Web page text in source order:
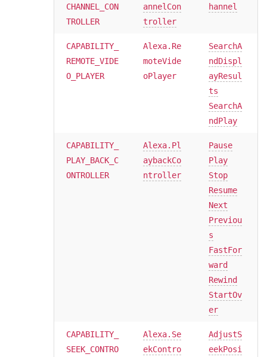
CHANNEL_CON
TROLLER
annelCon
troller
hannel
CAPABILITY_
REMOTE_VIDE
O_PLAYER
Alexa.Re
moteVide
oPlayer
SearchA
ndDispl
ayResul
ts
SearchA
ndPlay
CAPABILITY_
PLAY_BACK_C
ONTROLLER
Alexa.Pl
aybackCo
ntroller
Pause
Play
Stop
Resume
Next
Previou
s
FastFor
ward
Rewind
StartOv
er
CAPABILITY_
SEEK_CONTRO
Alexa.Se
ekContro
AdjustS
eekPosi